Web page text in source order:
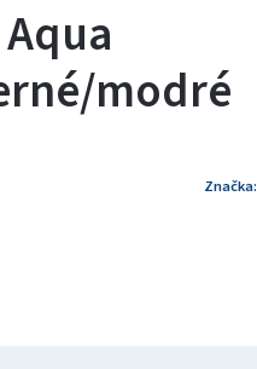
modré
Značka: